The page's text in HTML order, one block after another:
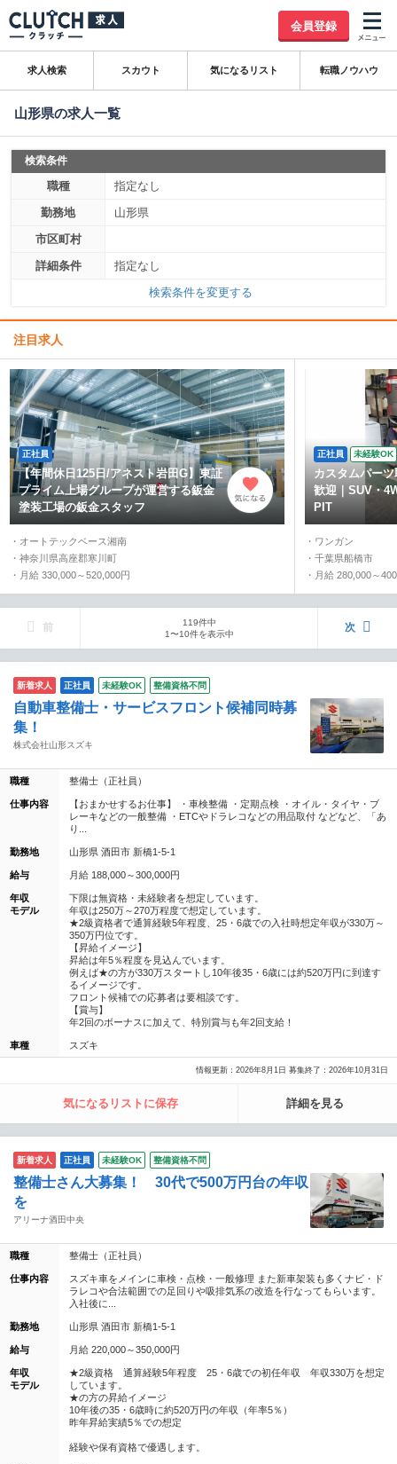
会員登録
求人検索 スカウト 気になるリスト 転職ノウハウ
山形県の求人一覧
検索条件
職種
指定なし
勤務地
山形県
市区町村
詳細条件
指定なし
検索条件を変更する
注目求人
正社員
【年間休日125日/アネスト岩田G】東証
プライム上場グループが運営する鈑金
塗装工場の鈑金スタッフ
・オートテックベース湘南
・神奈川県高座郡寒川町
・月給 330,000～520,000円
正社員 未経験OK
カスタムパー
歓迎｜SUV・
PIT
・ワンガン
・千葉県船橋市
・月給 280,000～
前
119件中
1〜10件を表示中
次
新着求人 正社員 未経験OK 整備資格不問
自動車整備士・サービスフロント候補同時募
集！
株式会社山形スズキ
職種 整備士（正社員）
仕事内容
【おまかせするお仕事】 ・車検整備 ・定期点検 ・オイル・タイヤ・ブ
レーキなどの一般整備 ・ETCやドラレコなどの用品取付 などなど、「あ
り...
勤務地 山形県 酒田市 新橋1-5-1
給与 月給 188,000～300,000円
年収
モデル
下限は無資格・未経験者を想定しています。
年収は250万～270万程度で想定しています。
★2級資格者で通算経験5年程度、25・6歳での入社時想定年収が330万～
350万円位です。
【昇給イメージ】
昇給は年5％程度を見込んでいます。
例えば★の方が330万スタートし10年後35・6歳には約520万円に到達す
るイメージです。
フロント候補での応募者は要相談です。
【賞与】
年2回のボーナスに加えて、特別賞与も年2回支給！
車種 スズキ
情報更新：2026年8月1日 募集終了：2026年10月31日
気になるリストに保存 詳細を見る
新着求人 正社員 未経験OK 整備資格不問
整備士さん大募集！ 30代で500万円台の年収
を
アリーナ酒田中央
職種 整備士（正社員）
仕事内容
スズキ車をメインに車検・点検・一般修理 また新車架装も多くナビ・ド
ラレコや合法範囲での足回りや吸排気系の改造を行なってもらいます。
入社後に...
勤務地 山形県 酒田市 新橋1-5-1
給与 月給 220,000～350,000円
年収
モデル
★2級資格 通算経験5年程度 25・6歳での初任年収 年収330万を想定
しています。
★の方の昇給イメージ
10年後の35・6歳時に約520万円の年収（年率5％）
昨年昇給実績5％での想定
経験や保有資格で優遇します。